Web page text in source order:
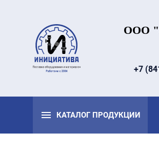
ООО
+7
КАТАЛОГ ПРОДУКЦИИ